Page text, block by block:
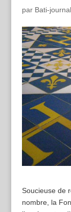
par Bati-journal
Soucieuse de
nombre, la